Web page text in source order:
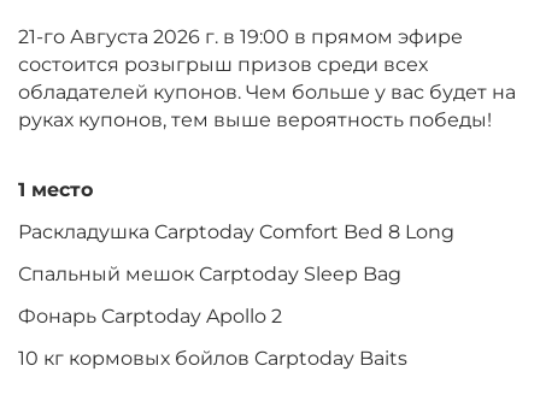
21-го Августа 2026 г. в 19:00 в прямом эфире
состоится розыгрыш призов среди всех
обладателей купонов. Чем больше у вас будет на
руках купонов, тем выше вероятность победы!
1 место
Раскладушка Carptoday Comfort Bed 8 Long
Спальный мешок Carptoday Sleep Bag
Фонарь Carptoday Apollo 2
10 кг кормовых бойлов Carptoday Baits